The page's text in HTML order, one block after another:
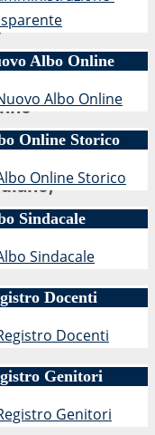
Albo Online
Online Storico
Sindacale
Docenti
Genitori